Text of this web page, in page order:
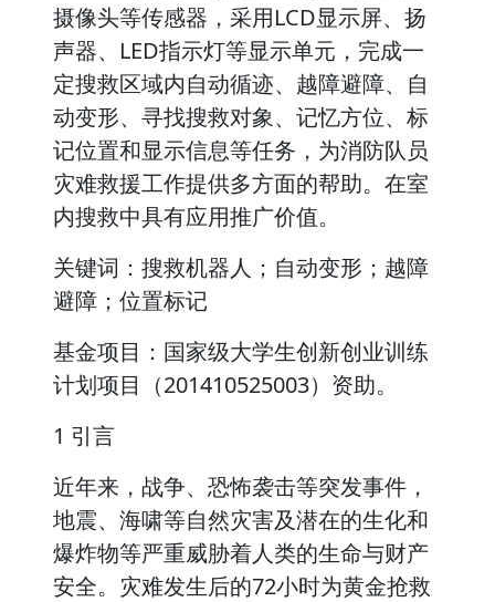
摄像头等传感器，采用LCD显示屏、扬
声器、LED指示灯等显示单元，完成一
定搜救区域内自动循迹、越障避障、自
动变形、寻找搜救对象、记忆方位、标
记位置和显示信息等任务，为消防队员
灾难救援工作提供多方面的帮助。在室
内搜救中具有应用推广价值。
关键词：搜救机器人；自动变形；越障
避障；位置标记
基金项目：国家级大学生创新创业训练
计划项目（201410525003）资助。
1 引言
近年来，战争、恐怖袭击等突发事件，
地震、海啸等自然灾害及潜在的生化和
爆炸物等严重威胁着人类的生命与财产
安全。灾难发生后的72小时为黄金抢救